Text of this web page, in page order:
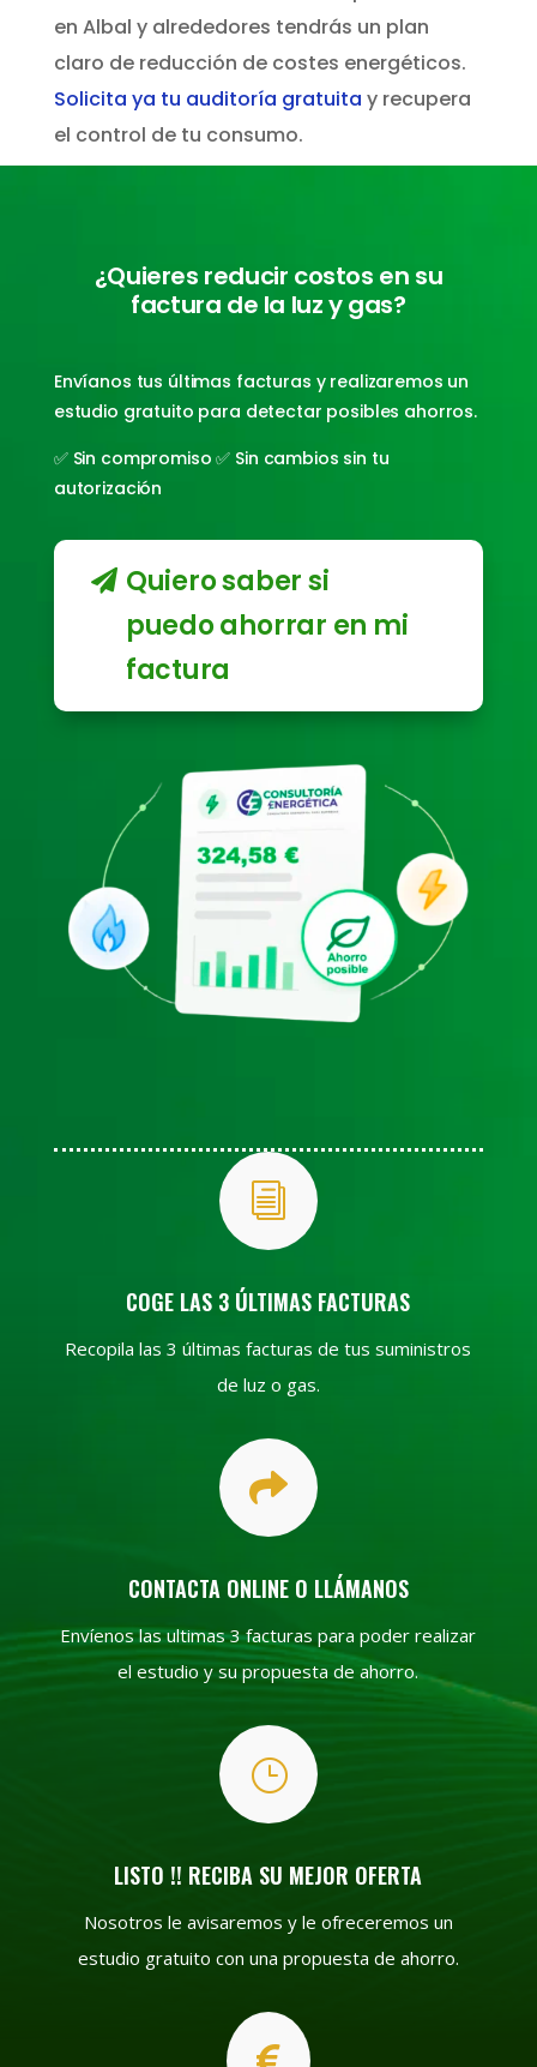
en Albal y alrededores tendrás un plan
claro de reducción de costes energéticos.
Solicita ya tu auditoría gratuita y recupera
el control de tu consumo.
¿Quieres reducir costos en su
factura de la luz y gas?
Envíanos tus últimas facturas y realizaremos un
estudio gratuito para detectar posibles ahorros.
✅ Sin compromiso ✅ Sin cambios sin tu
autorización
Quiero saber si
puedo ahorrar en mi
factura
i
COGE LAS 3 ÚLTIMAS FACTURAS
Recopila las 3 últimas facturas de tus suministros
de luz o gas.

CONTACTA ONLINE O LLÁMANOS
Envíenos las ultimas 3 facturas para poder realizar
el estudio y su propuesta de ahorro.
}
LISTO !! RECIBA SU MEJOR OFERTA
Nosotros le avisaremos y le ofreceremos un
estudio gratuito con una propuesta de ahorro.